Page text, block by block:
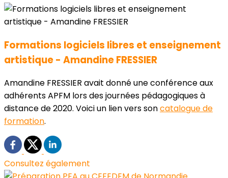
Formations logiciels libres et enseignement
artistique - Amandine FRESSIER
Amandine FRESSIER avait donné une conférence aux
adhérents APFM lors des journées pédagogiques à
distance de 2020. Voici un lien vers soncatalogue de
formation.
Consultez également